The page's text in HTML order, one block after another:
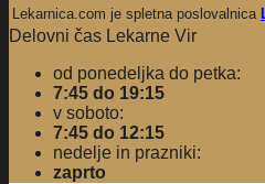
Lekarnica.com je spletna poslovalnica
Delovni čas Lekarne Vir
od ponedeljka do petka:
7:45 do 19:15
v soboto:
7:45 do 12:15
nedelje in prazniki:
zaprto